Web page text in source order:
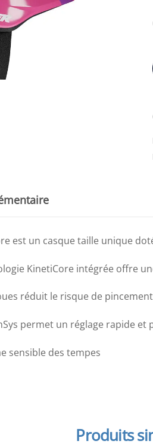
est un casque taille unique
KinetiCore intégrée offre
réduit le risque de
permet un réglage rapide
sensible des tempes
Produits